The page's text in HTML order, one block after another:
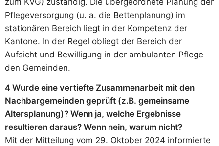
Pflegeversorgung (u. a. die Bettenplanung) im
stationären Bereich liegt in der Kompetenz der
Kantone. In der Regel obliegt der Bereich der
Aufsicht und Bewilligung in der ambulanten Pflege
den Gemeinden.
4 Wurde eine vertiefte Zusammenarbeit mit den
Nachbargemeinden geprüft (z.B. gemeinsame
Altersplanung)? Wenn ja, welche Ergebnisse
resultieren daraus? Wenn nein, warum nicht?
Mit der Mitteilung vom 29. Oktober 2024 informierte